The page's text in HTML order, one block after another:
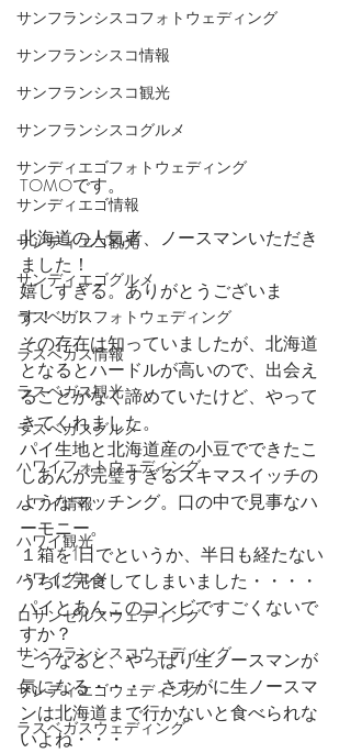
サンフランシスコフォトウェディング
サンフランシスコ情報
サンフランシスコ観光
サンフランシスコグルメ
サンディエゴフォトウェディング
サンディエゴ情報
サンディエゴ観光
サンディエゴグルメ
ラスベガスフォトウェディング
ラスベガス情報
ラスベガス観光
ラスベガスグルメ
ハワイフォトウェディング
ハワイ情報
ハワイ観光
ハワイグルメ
ロサンゼルスウェディング
サンフランシスコウェディング
サンディエゴウェディング
ラスベガスウェディング
TOMOです。
北海道の人気者、ノースマンいただき
ました！
嬉しすぎる。ありがとうございま
す！！！
その存在は知っていましたが、北海道
となるとハードルが高いので、出会え
ることがなく諦めていたけど、やって
きてくれました。
パイ生地と北海道産の小豆でできたこ
しあんが完璧すぎるスキマスイッチの
ようなマッチング。口の中で見事なハ
ーモニー。
１箱を1日でというか、半日も経たない
うちに完食してしまいました・・・・
パイとあんこのコンビですごくないで
すか？
こうなると、やっぱり生ノースマンが
気になる・・・　さすがに生ノースマ
ンは北海道まで行かないと食べられな
いよね・・・